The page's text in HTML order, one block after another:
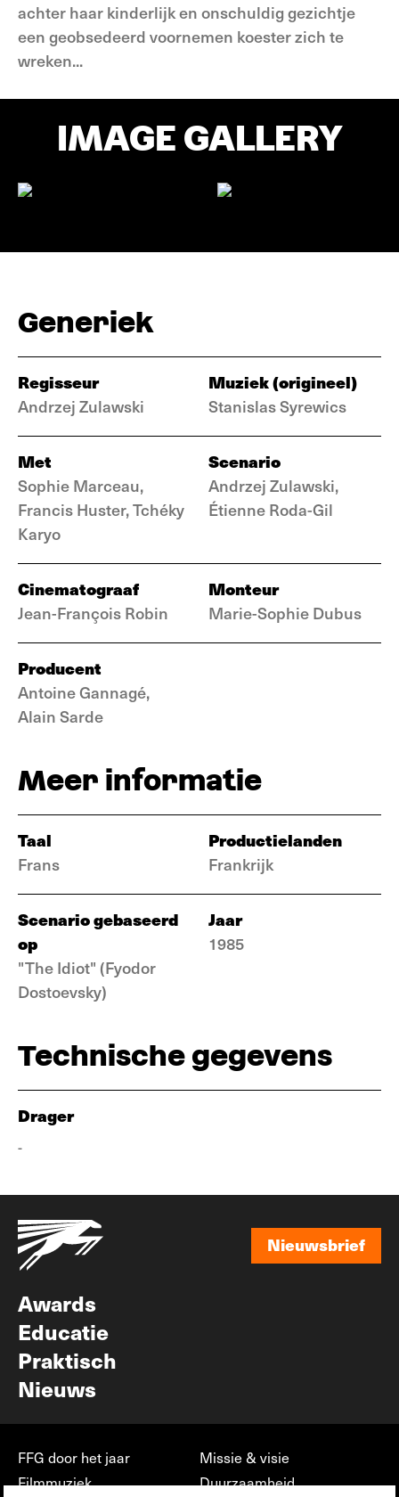
achter haar kinderlijk en onschuldig gezichtje
een geobsedeerd voornemen koester zich te
wreken...
IMAGE GALLERY
Generiek
Regisseur
Andrzej Zulawski
Muziek (origineel)
Stanislas Syrewics
Met
Sophie Marceau,
Francis Huster, Tchéky
Karyo
Scenario
Andrzej Zulawski,
Étienne Roda-Gil
Cinematograaf
Jean-François Robin
Monteur
Marie-Sophie Dubus
Producent
Antoine Gannagé,
Alain Sarde
Meer informatie
Taal
Frans
Productielanden
Frankrijk
Scenario gebaseerd
op
"The Idiot" (Fyodor
Dostoevsky)
Jaar
1985
Technische gegevens
Drager
-
Nieuwsbrief
Awards
Educatie
Praktisch
Nieuws
FFG door het jaar
Filmmuziek
Missie & visie
Duurzaamheid